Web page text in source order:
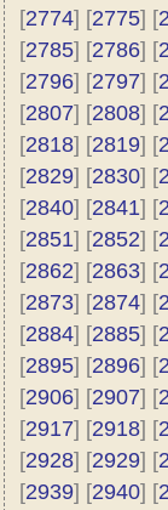
[2774] [2775] [
[2785] [2786] [
[2796] [2797] [
[2807] [2808] [
[2818] [2819] [
[2829] [2830] [
[2840] [2841] [
[2851] [2852] [
[2862] [2863] [
[2873] [2874] [
[2884] [2885] [
[2895] [2896] [
[2906] [2907] [
[2917] [2918] [
[2928] [2929] [
[2939] [2940] [